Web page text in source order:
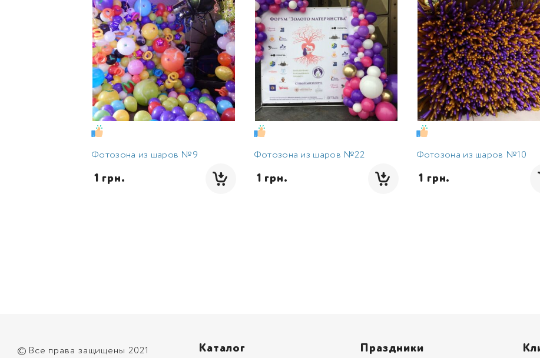
Фотозона из шаров №9
1 грн.
Фотозона из шаров №22
1 грн.
Фотозона из шаров №10
1 грн.
©Все права защищены 2021 Каталог Праздники